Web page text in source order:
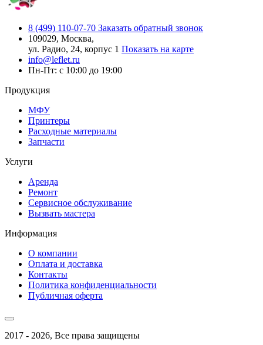
8 (499) 110-07-70 Заказать обратный звонок
109029, Москва,
ул. Радио, 24, корпус 1 Показать на карте
info@leflet.ru
Пн-Пт: с 10:00 до 19:00
Продукция
МФУ
Принтеры
Расходные материалы
Запчасти
Услуги
Аренда
Ремонт
Сервисное обслуживание
Вызвать мастера
Информация
О компании
Оплата и доставка
Контакты
Политика конфиденциальности
Публичная оферта
2017 - 2026, Все права защищены